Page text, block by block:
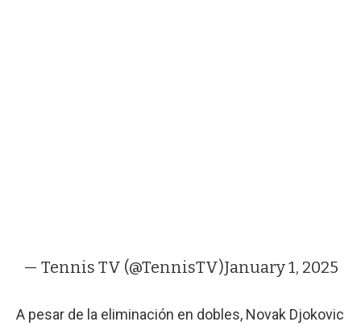
— Tennis TV (@TennisTV)January 1, 2025
A pesar de la eliminación en dobles, Novak Djokovic